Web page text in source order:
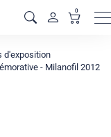
0
d'exposition
- Milanofil 2012